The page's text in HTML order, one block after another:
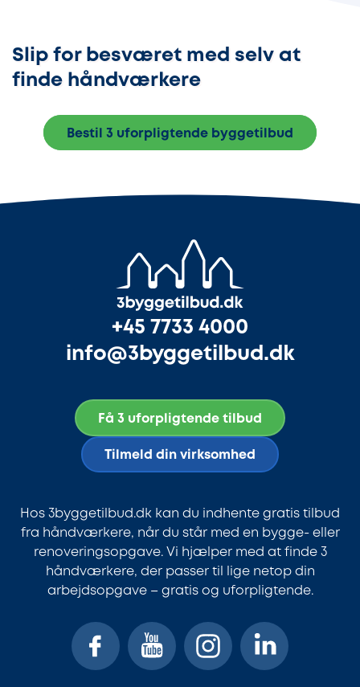
Slip for besværet med selv at
finde håndværkere
Bestil 3 uforpligtende byggetilbud
+45 7733 4000
info@3byggetilbud.dk
Få 3 uforpligtende tilbud
Tilmeld din virksomhed
Hos 3byggetilbud.dk kan du indhente gratis tilbud
fra håndværkere, når du står med en bygge- eller
renoveringsopgave. Vi hjælper med at finde 3
håndværkere, der passer til lige netop din
arbejdsopgave – gratis og uforpligtende.